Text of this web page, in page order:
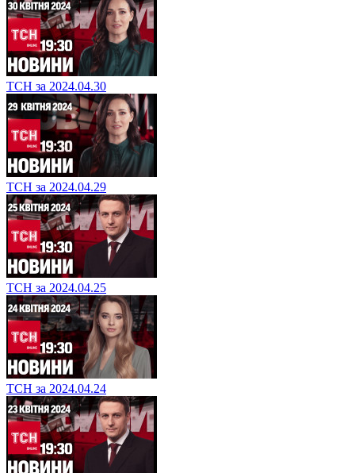
ТСН за 2024.04.30
ТСН за 2024.04.29
ТСН за 2024.04.25
ТСН за 2024.04.24